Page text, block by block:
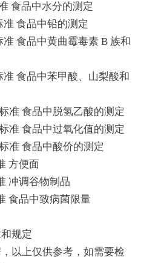
食品中水分的测定
准 食品中铅的测定
食品中黄曲霉毒素 B 族和
准 食品中苯甲酸、山梨酸和
准 食品中脱氢乙酸的测定
准 食品中过氧化值的测定
准 食品中酸价的测定
方便面
冲调谷物制品
食品中致病菌限量
规定
以上仅供参考，如需要检